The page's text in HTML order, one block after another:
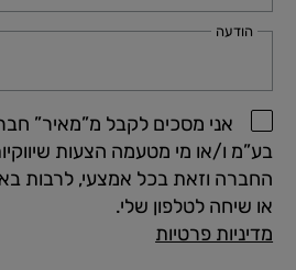
הודעה
אני מסכים לקבל מ”מאיר”
בע”מ ו/או מי מטעמה הצעות
או שיחה לטלפון שלי.
מדיניות פרטיות